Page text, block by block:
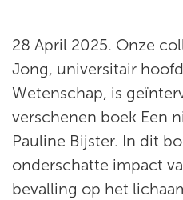
28 April 2025. Onze
Jong, universitair
Wetenschap, is
verschenen boek Een
Pauline Bijster. In dit
onderschatte impact
bevalling op het